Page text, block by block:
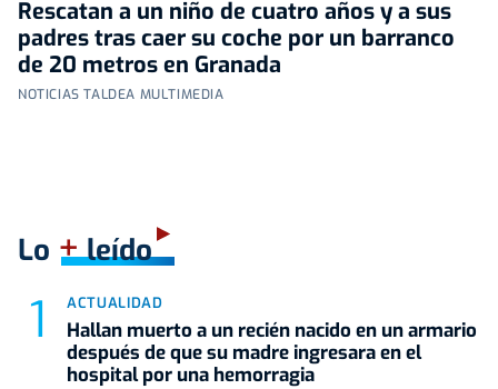
Rescatan a un niño de cuatro años y a sus
padres tras caer su coche por un barranco
de 20 metros en Granada
NOTICIAS TALDEA MULTIMEDIA
Lo +leído
ACTUALIDAD
Hallan muerto a un recién nacido en un armario
después de que su madre ingresara en el
hospital por una hemorragia